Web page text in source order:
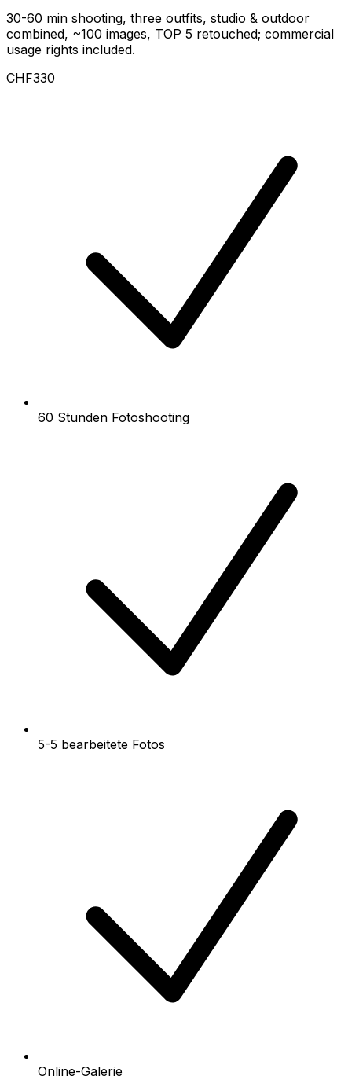
30-60 min shooting, three outfits, studio & outdoor
combined, ~100 images, TOP 5 retouched; commercial
usage rights included.
CHF330
60 Stunden Fotoshooting
5-5 bearbeitete Fotos
Online-Galerie